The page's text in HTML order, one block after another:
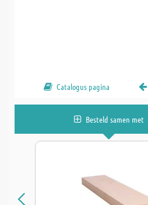
Catalogus pagina
Besteld samen met